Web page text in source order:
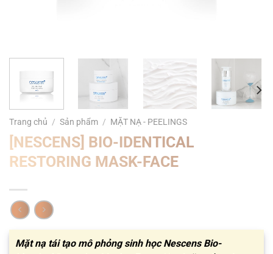
Trang chủ / Sản phẩm / MẶT NẠ - PEELINGS
[NESCENS] BIO-IDENTICAL
RESTORING MASK-FACE
Mặt nạ tái tạo mô phỏng sinh học Nescens Bio-